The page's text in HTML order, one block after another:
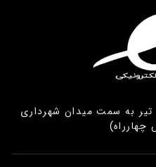
تیر به سمت میدان شهرداری
چهارراه)